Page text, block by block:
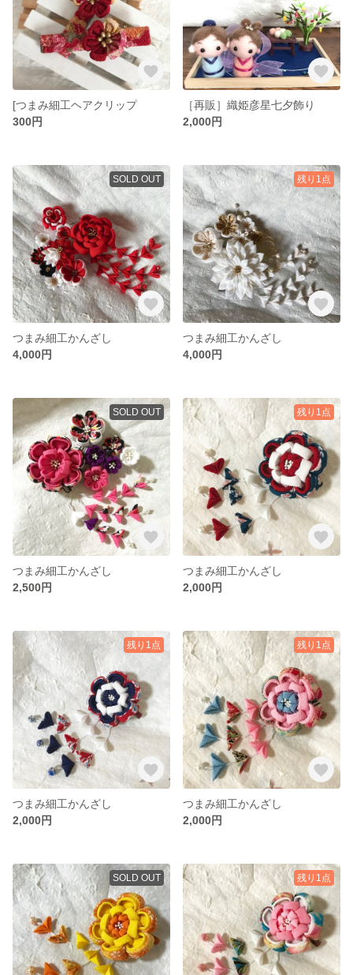
[つまみ細工ヘアクリップ
300円
［再販］織姫彦星七夕飾り
2,000円
SOLD OUT
つまみ細工かんざし
4,000円
残り1点
つまみ細工かんざし
4,000円
SOLD OUT
つまみ細工かんざし
2,500円
残り1点
つまみ細工かんざし
2,000円
残り1点
つまみ細工かんざし
2,000円
残り1点
つまみ細工かんざし
2,000円
SOLD OUT 残り1点